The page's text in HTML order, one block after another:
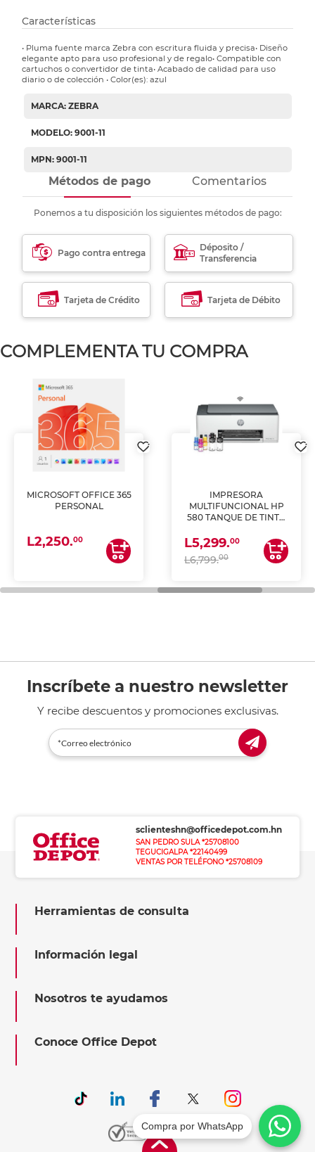
Características
• Pluma fuente marca Zebra con escritura fluida y precisa• Diseño
elegante apto para uso profesional y de regalo• Compatible con
cartuchos o convertidor de tinta• Acabado de calidad para uso
diario o de colección • Color(es): azul
MARCA: ZEBRA
MODELO: 9001-11
MPN: 9001-11
Métodos de pago Comentarios
Ponemos a tu disposición los siguientes métodos de pago:
Pago contra entrega
Déposito /
Transferencia
Tarjeta de Crédito Tarjeta de Débito
COMPLEMENTA TU COMPRA
MICROSOFT OFFICE 365
PERSONAL
L2,250.00
IMPRESORA
MULTIFUNCIONAL HP
580 TANQUE DE TINTA
ESCANEA)
L5,299.00
L6,799.00
Inscríbete a nuestro newsletter
Y recibe descuentos y promociones exclusivas.
sclienteshn@officedepot.com.hn
SAN PEDRO SULA *25708100
TEGUCIGALPA *22140499
VENTAS POR TELÉFONO *25708109
Herramientas de consulta
Información legal
Nosotros te ayudamos
Conoce Office Depot
Compra por WhatsApp